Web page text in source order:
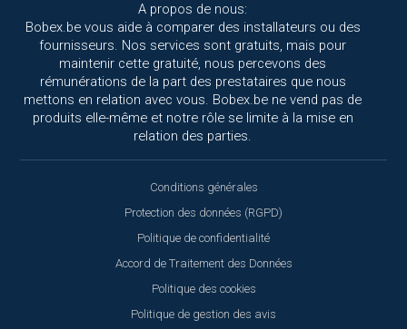
A propos de nous:
Bobex.be vous aide à comparer des installateurs ou des
fournisseurs. Nos services sont gratuits, mais pour
maintenir cette gratuité, nous percevons des
rémunérations de la part des prestataires que nous
mettons en relation avec vous. Bobex.be ne vend pas de
produits elle-même et notre rôle se limite à la mise en
relation des parties.
Conditions générales
Protection des données (RGPD)
Politique de confidentialité
Accord de Traitement des Données
Politique des cookies
Politique de gestion des avis